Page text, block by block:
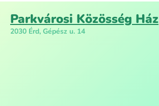
Parkvárosi Közösség Ház
2030 Érd, Gépész u. 14